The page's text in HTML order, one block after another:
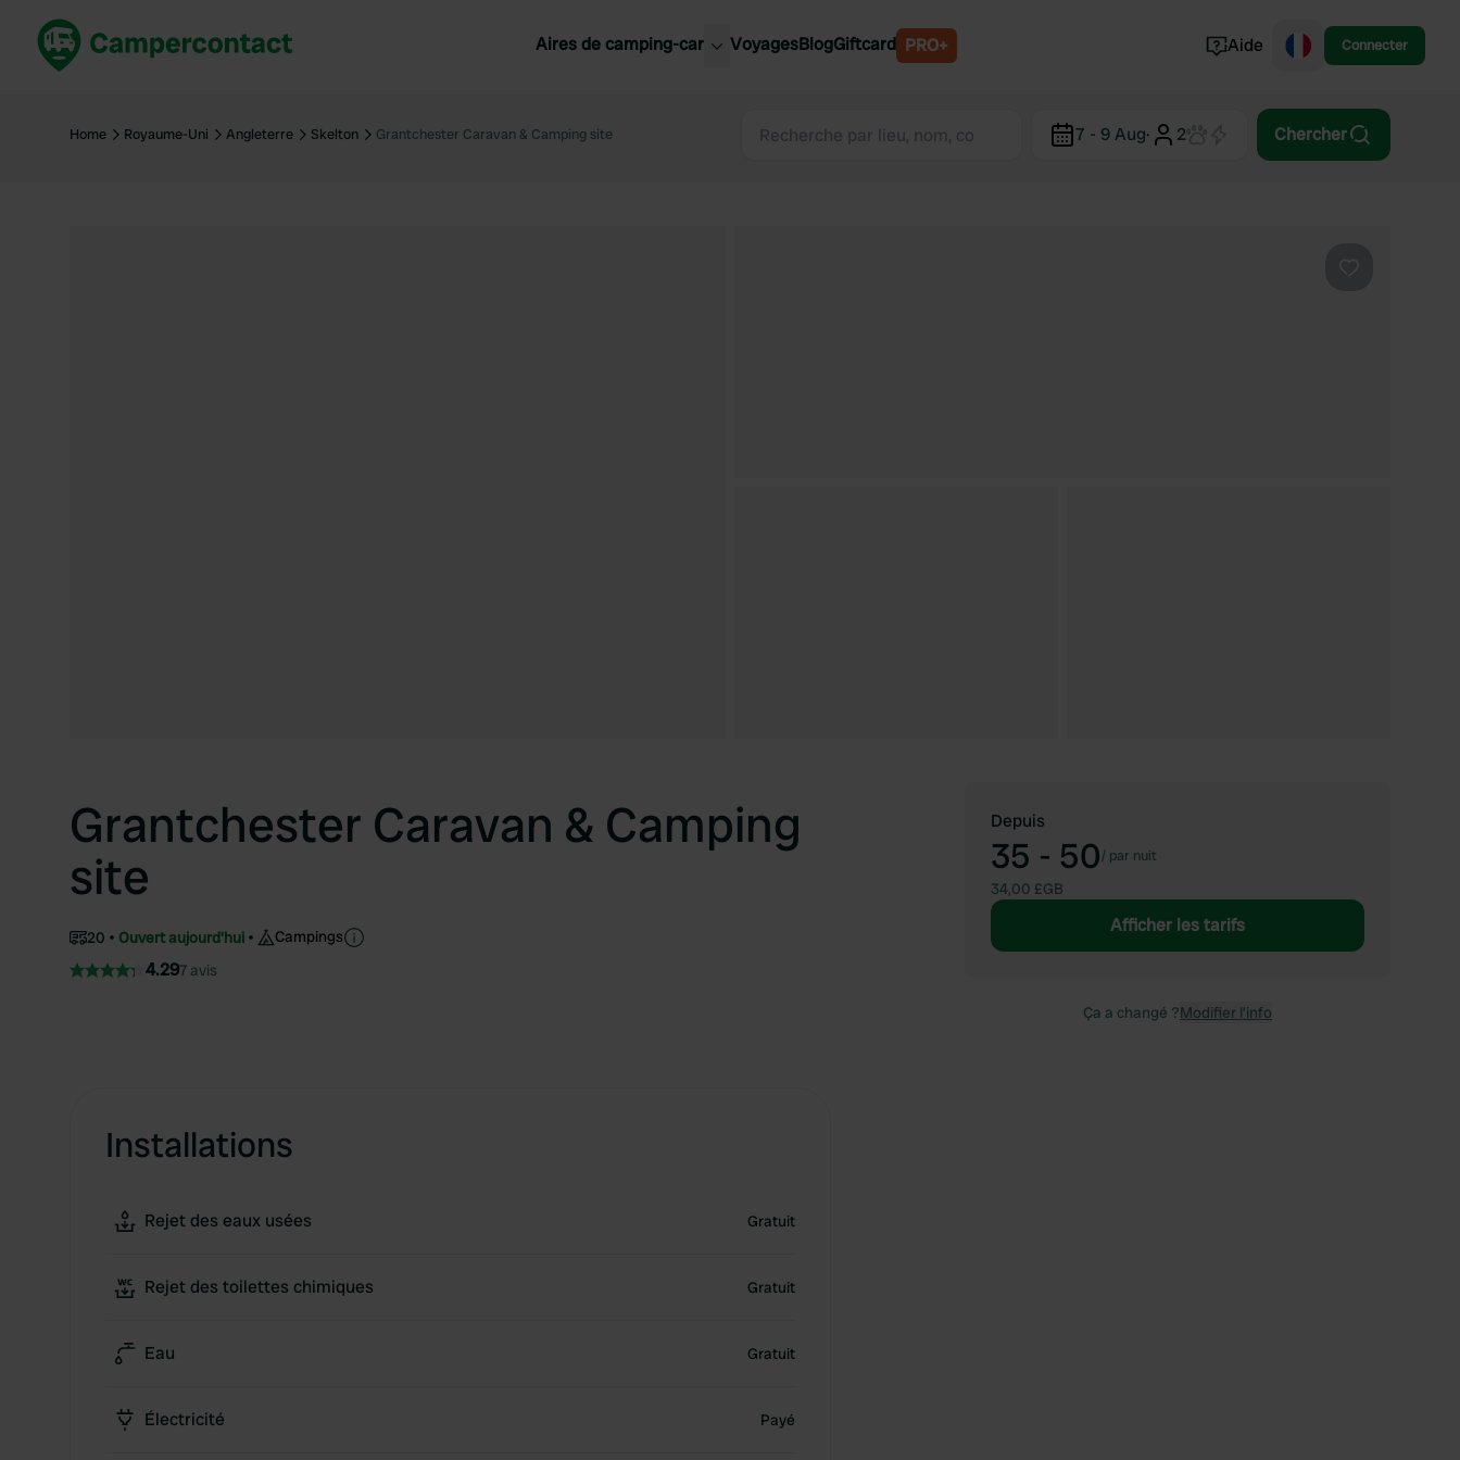
Aires de camping-car
France
France
Slovénie
VoyagesBlogGiftcard PRO+ Aide Connecter
Home Royaume-Uni Angleterre Skelton Grantchester Caravan & Camping site 7 - 9 Aug· 2 Chercher
Grantchester Caravan & Camping
site
20 Ouvert aujourd'hui Campings
4.297 avis
Installations
Rejet des eaux usées Gratuit
Rejet des toilettes chimiques Gratuit
Eau Gratuit
Électricité Payé
Depuis
35 - 50/ par nuit
34,00 £GB
Afficher les tarifs
Ça a changé ?Modifier l’info